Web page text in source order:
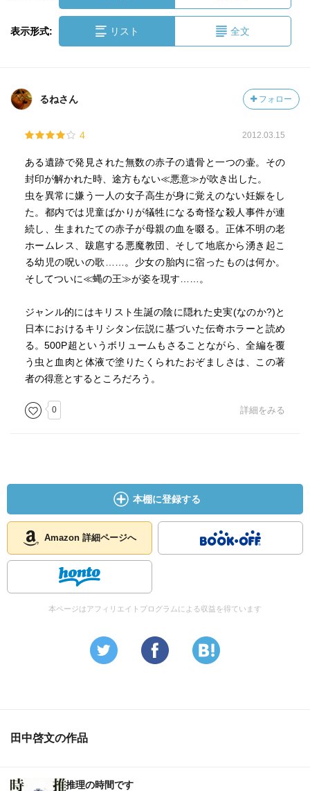
表示形式: リスト 全文
るねさん フォロー
4 2012.03.15
ある遺跡で発見された無数の赤子の遺骨と一つの壷。その
封印が解かれた時、途方もない≪悪意≫が吹き出した。
虫を異常に嫌う一人の女子高生が身に覚えのない妊娠をし
た。都内では児童ばかりが犠牲になる奇怪な殺人事件が連
続し、生まれたての赤子が母親の血を啜る。正体不明の老
ホームレス、跋扈する悪魔教団、そして地底から湧き起こ
る幼児の呪いの歌……。少女の胎内に宿ったものは何か。
そしてついに≪蝿の王≫が姿を現す……。
ジャンル的にはキリスト生誕の陰に隠れた史実(なのか?)と
日本におけるキリシタン伝説に基づいた伝奇ホラーと読め
る。500P超というボリュームもさることながら、全編を覆
う虫と血肉と体液で塗りたくられたおぞましさは、この著
者の得意とするところだろう。
0 詳細をみる
本棚に登録する
Amazon 詳細ページへ
本ページはアフィリエイトプログラムによる収益を得ています
田中啓文の作品
推理の時間です